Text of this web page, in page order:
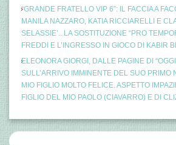
“GRANDE FRATELLO VIP 6”: IL FACCIA A
MANILA NAZZARO, KATIA RICCIARELLI E
SELASSIE’.. LA SOSTITUZIONE “PRO
FREDDI E L’INGRESSO IN GIOCO DI KABIR
ELEONORA GIORGI, DALLE PAGINE DI
SULL’ARRIVO IMMINENTE DEL SUO PRIMO
MIO FIGLIO MOLTO FELICE. ASPETTO
FIGLIO DEL MIO PAOLO (CIAVARRO) E DI